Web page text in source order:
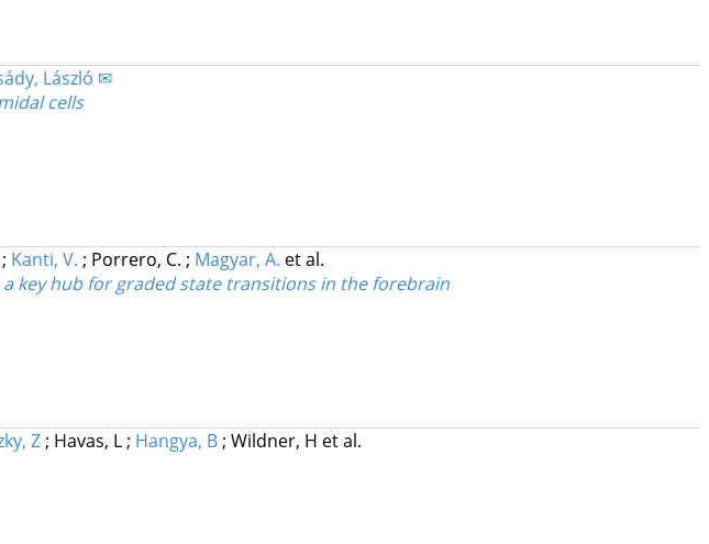
László ✉
cells
; Kanti, V. ; Porrero, C. ; Magyar, A. et al.
key hub for graded state transitions in the forebrain
Z ; Havas, L ; Hangya, B ; Wildner, H et al.